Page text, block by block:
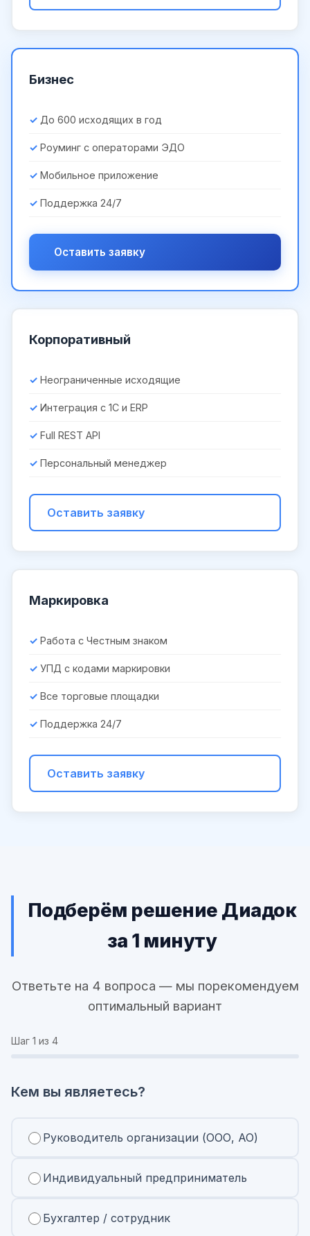
Бизнес
До 600 исходящих в год
Роуминг с операторами ЭДО
Мобильное приложение
Поддержка 24/7
Оставить заявку
Корпоративный
Неограниченные исходящие
Интеграция с 1С и ERP
Full REST API
Персональный менеджер
Оставить заявку
Маркировка
Работа с Честным знаком
УПД с кодами маркировки
Все торговые площадки
Поддержка 24/7
Оставить заявку
Подберём решение Диадок
за 1 минуту
Ответьте на 4 вопроса — мы порекомендуем
оптимальный вариант
Шаг 1 из 4
Кем вы являетесь?
Руководитель организации (ООО, АО)
Индивидуальный предприниматель
Бухгалтер / сотрудник